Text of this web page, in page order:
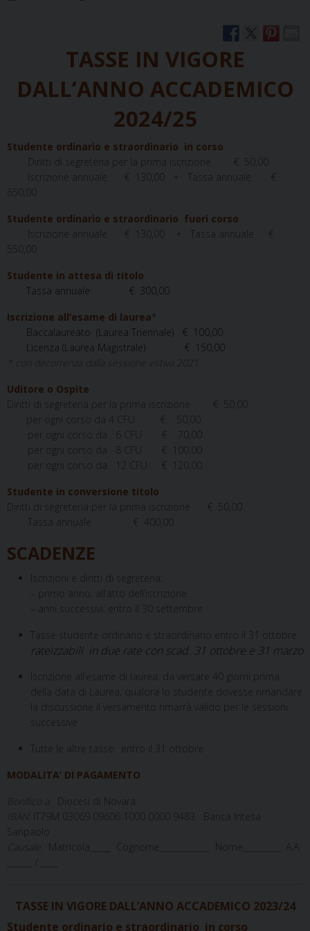
TASSE IN VIGORE
DALL’ANNO ACCADEMICO
2024/25
Studente ordinario e straordinario in corso
Diritti di segreteria per la prima iscrizione
€ 50,00
Iscrizione annuale € 130,00 + Tassa annuale €
650,00
Studente ordinario e straordinario fuori corso
Iscrizione annuale € 130,00 + Tassa annuale €
550,00
Studente in attesa di titolo
Tassa annuale € 300,00
Iscrizione all’esame di laurea*
Baccalaureato (Laurea Triennale) € 100,00
Licenza (Laurea Magistrale) € 150,00
* con decorrenza dalla sessione estiva 2021
Uditore o Ospite
Diritti di segreteria per la prima iscrizione
€ 50,00
per ogni corso da 4 CFU
€ 50,00
per ogni corso da 6 CFU € 70,00
per ogni corso da 8 CFU € 100,00
per ogni corso da 12 CFU € 120,00
Studente in conversione titolo
Diritti di segreteria per la prima iscrizione € 50,00
Tassa annuale € 400,00
SCADENZE
Iscrizioni e diritti di segreteria:
– primo anno:
all’atto dell’iscrizione
anni successivi:
entro il 30 settembre
Tasse studente ordinario e straordinario entro il 31 ottobre
rateizzabili in due rate con scad. 31 ottobre e 31 marzo
Iscrizione all’esame di laurea: da versare 40 giorni prima
della data di Laurea; qualora lo studente dovesse rimandare
la discussione il versamento rimarrà valido per le sessioni
successive
Tutte le altre tasse: entro il 31 ottobre
MODALITA’ DI PAGAMENTO
Diocesi di Novara
IBAN
: IT79M 03069 09606 1000 0000 9483 Banca Intesa
Sanpaolo
: Matricola_____ Cognome____________ Nome_________ A.A.
TASSE IN VIGORE DALL’ANNO ACCADEMICO 2023/24
Studente ordinario e straordinario in corso